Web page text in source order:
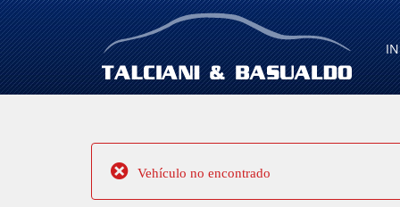
Vehículo no encontrado